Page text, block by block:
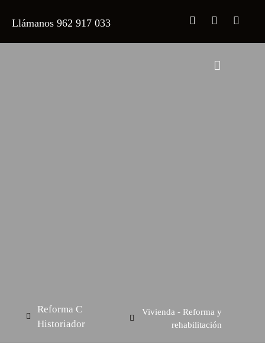
Llámanos 962 917 033
Reforma C
Historiador
Vivienda - Reforma y
rehabilitación